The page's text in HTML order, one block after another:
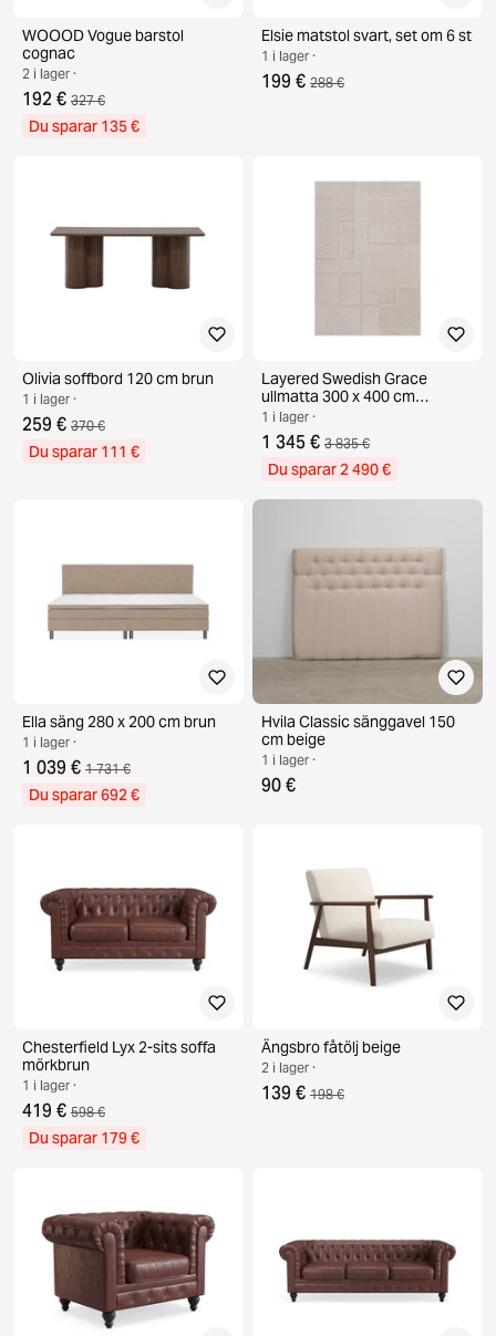
WOOOD Vogue barstol
cognac
2 i lager ·
192 € 327 €
Du sparar 135 €
Elsie matstol svart, set om 6 st
1 i lager ·
199 € 288 €
Olivia soffbord 120 cm brun
1 i lager ·
259 € 370 €
Du sparar 111 €
Layered Swedish Grace
ullmatta 300 x 400 cm
Oatmeal
1 i lager ·
1 345 € 3 835 €
Du sparar 2 490 €
Ella säng 280 x 200 cm brun
1 i lager ·
1 039 € 1 731 €
Du sparar 692 €
Hvila Classic sänggavel 150
cm beige
1 i lager ·
90 €
Chesterfield Lyx 2-sits soffa
mörkbrun
1 i lager ·
419 € 598 €
Du sparar 179 €
Ängsbro fåtölj beige
2 i lager ·
139 € 198 €